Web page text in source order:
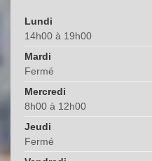
Lundi
14h00 à 19h00
Mardi
Fermé
Mercredi
8h00 à 12h00
Jeudi
Fermé